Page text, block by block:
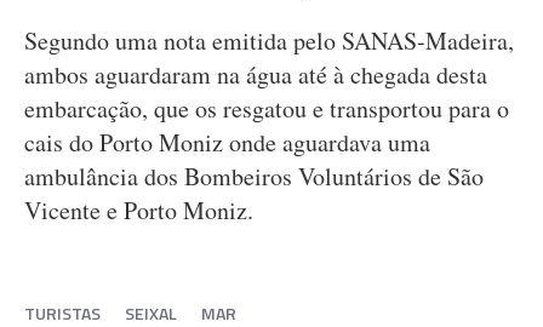
Segundo uma nota emitida pelo SANAS-Madeira,
ambos aguardaram na água até à chegada desta
embarcação, que os resgatou e transportou para o
cais do Porto Moniz onde aguardava uma
ambulância dos Bombeiros Voluntários de São
Vicente e Porto Moniz.
TURISTAS SEIXAL MAR